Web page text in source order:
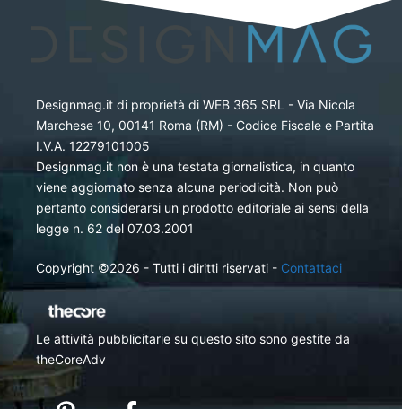
Designmag.it di proprietà di WEB 365 SRL - Via Nicola
Marchese 10, 00141 Roma (RM) - Codice Fiscale e Partita
I.V.A. 12279101005
Designmag.it non è una testata giornalistica, in quanto
viene aggiornato senza alcuna periodicità. Non può
pertanto considerarsi un prodotto editoriale ai sensi della
legge n. 62 del 07.03.2001
Copyright ©2026 - Tutti i diritti riservati - Contattaci
Le attività pubblicitarie su questo sito sono gestite da
theCoreAdv